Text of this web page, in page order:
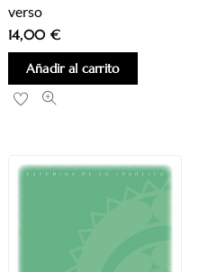
verso
14,00 €
Añadir al carrito